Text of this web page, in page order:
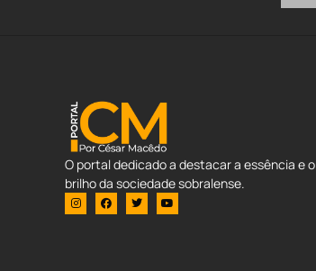
O portal dedicado a destacar a essência e o
brilho da sociedade sobralense.